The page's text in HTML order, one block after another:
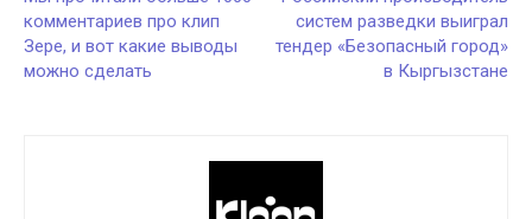
комментариев про клип
Зере, и вот какие выводы
можно сделать
систем разведки выиграл
тендер «Безопасный город»
в Кыргызстане